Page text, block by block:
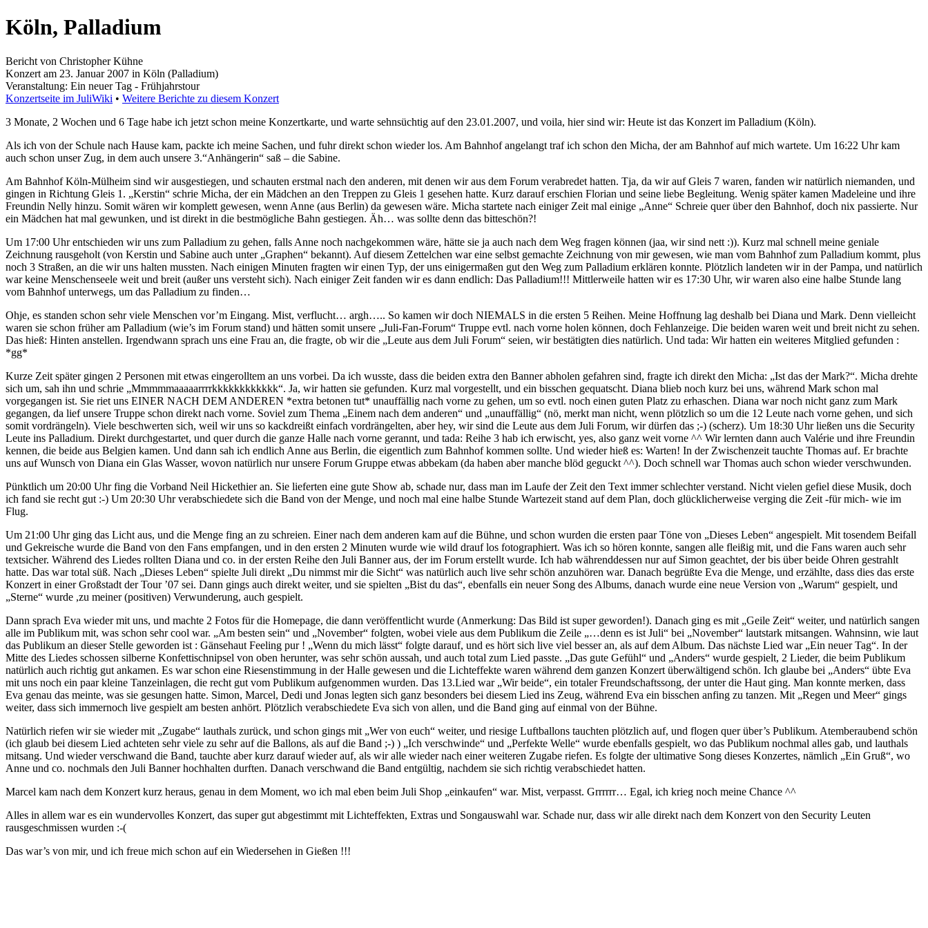
Köln, Palladium
Bericht von Christopher Kühne
Konzert am 23. Januar 2007 in Köln (Palladium)
Veranstaltung: Ein neuer Tag - Frühjahrstour
Konzertseite im JuliWiki • Weitere Berichte zu diesem Konzert
3 Monate, 2 Wochen und 6 Tage habe ich jetzt schon meine Konzertkarte, und warte sehnsüchtig auf den 23.01.2007, und voila, hier sind wir: Heute ist das Konzert im Palladium (Köln).
Als ich von der Schule nach Hause kam, packte ich meine Sachen, und fuhr direkt schon wieder los. Am Bahnhof angelangt traf ich schon den Micha, der am Bahnhof auf mich wartete. Um 16:22 Uhr kam
auch schon unser Zug, in dem auch unsere 3.“Anhängerin“ saß – die Sabine.
Am Bahnhof Köln-Mülheim sind wir ausgestiegen, und schauten erstmal nach den anderen, mit denen wir aus dem Forum verabredet hatten. Tja, da wir auf Gleis 7 waren, fanden wir natürlich niemanden, und
gingen in Richtung Gleis 1. „Kerstin“ schrie Micha, der ein Mädchen an den Treppen zu Gleis 1 gesehen hatte. Kurz darauf erschien Florian und seine liebe Begleitung. Wenig später kamen Madeleine und ihre
Freundin Nelly hinzu. Somit wären wir komplett gewesen, wenn Anne (aus Berlin) da gewesen wäre. Micha startete nach einiger Zeit mal einige „Anne“ Schreie quer über den Bahnhof, doch nix passierte. Nur
ein Mädchen hat mal gewunken, und ist direkt in die bestmögliche Bahn gestiegen. Äh… was sollte denn das bitteschön?!
Um 17:00 Uhr entschieden wir uns zum Palladium zu gehen, falls Anne noch nachgekommen wäre, hätte sie ja auch nach dem Weg fragen können (jaa, wir sind nett :)). Kurz mal schnell meine geniale
Zeichnung rausgeholt (von Kerstin und Sabine auch unter „Graphen“ bekannt). Auf diesem Zettelchen war eine selbst gemachte Zeichnung von mir gewesen, wie man vom Bahnhof zum Palladium kommt, plus
noch 3 Straßen, an die wir uns halten mussten. Nach einigen Minuten fragten wir einen Typ, der uns einigermaßen gut den Weg zum Palladium erklären konnte. Plötzlich landeten wir in der Pampa, und natürlich
war keine Menschenseele weit und breit (außer uns versteht sich). Nach einiger Zeit fanden wir es dann endlich: Das Palladium!!! Mittlerweile hatten wir es 17:30 Uhr, wir waren also eine halbe Stunde lang
vom Bahnhof unterwegs, um das Palladium zu finden…
Ohje, es standen schon sehr viele Menschen vor’m Eingang. Mist, verflucht… argh….. So kamen wir doch NIEMALS in die ersten 5 Reihen. Meine Hoffnung lag deshalb bei Diana und Mark. Denn vielleicht
waren sie schon früher am Palladium (wie’s im Forum stand) und hätten somit unsere „Juli-Fan-Forum“ Truppe evtl. nach vorne holen können, doch Fehlanzeige. Die beiden waren weit und breit nicht zu sehen.
Das hieß: Hinten anstellen. Irgendwann sprach uns eine Frau an, die fragte, ob wir die „Leute aus dem Juli Forum“ seien, wir bestätigten dies natürlich. Und tada: Wir hatten ein weiteres Mitglied gefunden :
*gg*
Kurze Zeit später gingen 2 Personen mit etwas eingerolltem an uns vorbei. Da ich wusste, dass die beiden extra den Banner abholen gefahren sind, fragte ich direkt den Micha: „Ist das der Mark?“. Micha drehte
sich um, sah ihn und schrie „Mmmmmaaaaarrrrkkkkkkkkkkkk“. Ja, wir hatten sie gefunden. Kurz mal vorgestellt, und ein bisschen gequatscht. Diana blieb noch kurz bei uns, während Mark schon mal
vorgegangen ist. Sie riet uns EINER NACH DEM ANDEREN *extra betonen tut* unauffällig nach vorne zu gehen, um so evtl. noch einen guten Platz zu erhaschen. Diana war noch nicht ganz zum Mark
gegangen, da lief unsere Truppe schon direkt nach vorne. Soviel zum Thema „Einem nach dem anderen“ und „unauffällig“ (nö, merkt man nicht, wenn plötzlich so um die 12 Leute nach vorne gehen, und sich
somit vordrängeln). Viele beschwerten sich, weil wir uns so kackdreißt einfach vordrängelten, aber hey, wir sind die Leute aus dem Juli Forum, wir dürfen das ;-) (scherz). Um 18:30 Uhr ließen uns die Security
Leute ins Palladium. Direkt durchgestartet, und quer durch die ganze Halle nach vorne gerannt, und tada: Reihe 3 hab ich erwischt, yes, also ganz weit vorne ^^ Wir lernten dann auch Valérie und ihre Freundin
kennen, die beide aus Belgien kamen. Und dann sah ich endlich Anne aus Berlin, die eigentlich zum Bahnhof kommen sollte. Und wieder hieß es: Warten! In der Zwischenzeit tauchte Thomas auf. Er brachte
uns auf Wunsch von Diana ein Glas Wasser, wovon natürlich nur unsere Forum Gruppe etwas abbekam (da haben aber manche blöd geguckt ^^). Doch schnell war Thomas auch schon wieder verschwunden.
Pünktlich um 20:00 Uhr fing die Vorband Neil Hickethier an. Sie lieferten eine gute Show ab, schade nur, dass man im Laufe der Zeit den Text immer schlechter verstand. Nicht vielen gefiel diese Musik, doch
ich fand sie recht gut :-) Um 20:30 Uhr verabschiedete sich die Band von der Menge, und noch mal eine halbe Stunde Wartezeit stand auf dem Plan, doch glücklicherweise verging die Zeit -für mich- wie im
Flug.
Um 21:00 Uhr ging das Licht aus, und die Menge fing an zu schreien. Einer nach dem anderen kam auf die Bühne, und schon wurden die ersten paar Töne von „Dieses Leben“ angespielt. Mit tosendem Beifall
und Gekreische wurde die Band von den Fans empfangen, und in den ersten 2 Minuten wurde wie wild drauf los fotographiert. Was ich so hören konnte, sangen alle fleißig mit, und die Fans waren auch sehr
textsicher. Während des Liedes rollten Diana und co. in der ersten Reihe den Juli Banner aus, der im Forum erstellt wurde. Ich hab währenddessen nur auf Simon geachtet, der bis über beide Ohren gestrahlt
hatte. Das war total süß. Nach „Dieses Leben“ spielte Juli direkt „Du nimmst mir die Sicht“ was natürlich auch live sehr schön anzuhören war. Danach begrüßte Eva die Menge, und erzählte, dass dies das erste
Konzert in einer Großstadt der Tour ’07 sei. Dann gings auch direkt weiter, und sie spielten „Bist du das“, ebenfalls ein neuer Song des Albums, danach wurde eine neue Version von „Warum“ gespielt, und
„Sterne“ wurde ,zu meiner (positiven) Verwunderung, auch gespielt.
Dann sprach Eva wieder mit uns, und machte 2 Fotos für die Homepage, die dann veröffentlicht wurde (Anmerkung: Das Bild ist super geworden!). Danach ging es mit „Geile Zeit“ weiter, und natürlich sangen
alle im Publikum mit, was schon sehr cool war. „Am besten sein“ und „November“ folgten, wobei viele aus dem Publikum die Zeile „…denn es ist Juli“ bei „November“ lautstark mitsangen. Wahnsinn, wie laut
das Publikum an dieser Stelle geworden ist : Gänsehaut Feeling pur ! „Wenn du mich lässt“ folgte darauf, und es hört sich live viel besser an, als auf dem Album. Das nächste Lied war „Ein neuer Tag“. In der
Mitte des Liedes schossen silberne Konfettischnipsel von oben herunter, was sehr schön aussah, und auch total zum Lied passte. „Das gute Gefühl“ und „Anders“ wurde gespielt, 2 Lieder, die beim Publikum
natürlich auch richtig gut ankamen. Es war schon eine Riesenstimmung in der Halle gewesen und die Lichteffekte waren während dem ganzen Konzert überwältigend schön. Ich glaube bei „Anders“ übte Eva
mit uns noch ein paar kleine Tanzeinlagen, die recht gut vom Publikum aufgenommen wurden. Das 13.Lied war „Wir beide“, ein totaler Freundschaftssong, der unter die Haut ging. Man konnte merken, dass
Eva genau das meinte, was sie gesungen hatte. Simon, Marcel, Dedi und Jonas legten sich ganz besonders bei diesem Lied ins Zeug, während Eva ein bisschen anfing zu tanzen. Mit „Regen und Meer“ gings
weiter, dass sich immernoch live gespielt am besten anhört. Plötzlich verabschiedete Eva sich von allen, und die Band ging auf einmal von der Bühne.
Natürlich riefen wir sie wieder mit „Zugabe“ lauthals zurück, und schon gings mit „Wer von euch“ weiter, und riesige Luftballons tauchten plötzlich auf, und flogen quer über’s Publikum. Atemberaubend schön
(ich glaub bei diesem Lied achteten sehr viele zu sehr auf die Ballons, als auf die Band ;-) ) „Ich verschwinde“ und „Perfekte Welle“ wurde ebenfalls gespielt, wo das Publikum nochmal alles gab, und lauthals
mitsang. Und wieder verschwand die Band, tauchte aber kurz darauf wieder auf, als wir alle wieder nach einer weiteren Zugabe riefen. Es folgte der ultimative Song dieses Konzertes, nämlich „Ein Gruß“, wo
Anne und co. nochmals den Juli Banner hochhalten durften. Danach verschwand die Band entgültig, nachdem sie sich richtig verabschiedet hatten.
Marcel kam nach dem Konzert kurz heraus, genau in dem Moment, wo ich mal eben beim Juli Shop „einkaufen“ war. Mist, verpasst. Grrrrrr… Egal, ich krieg noch meine Chance ^^
Alles in allem war es ein wundervolles Konzert, das super gut abgestimmt mit Lichteffekten, Extras und Songauswahl war. Schade nur, dass wir alle direkt nach dem Konzert von den Security Leuten
rausgeschmissen wurden :-(
Das war’s von mir, und ich freue mich schon auf ein Wiedersehen in Gießen !!!